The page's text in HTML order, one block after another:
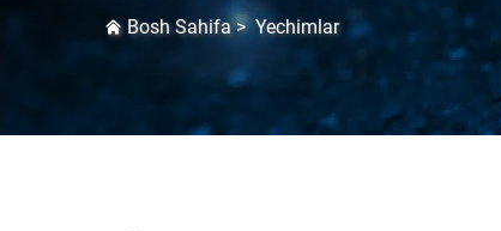
Bosh Sahifa> Yechimlar